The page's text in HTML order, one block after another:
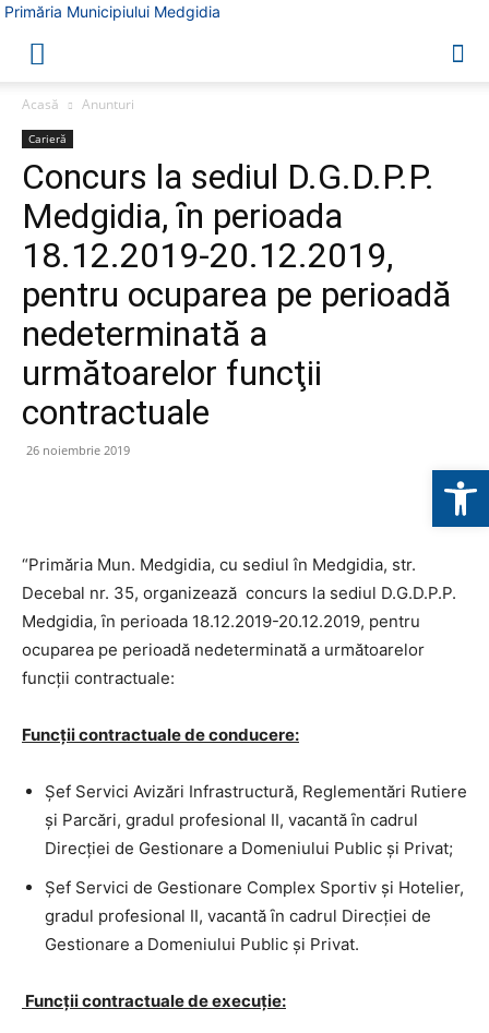
Primăria Municipiului Medgidia
Acasă Anunturi
Carieră
Concurs la sediul D.G.D.P.P.
Medgidia, ȋn perioada
18.12.2019-20.12.2019,
pentru ocuparea pe perioadă
nedeterminată a
următoarelor funcţii
contractuale
26 noiembrie 2019
“Primăria Mun. Medgidia, cu sediul în Medgidia, str.
Decebal nr. 35, organizează concurs la sediul D.G.D.P.P.
Medgidia, ȋn perioada 18.12.2019-20.12.2019, pentru
ocuparea pe perioadă nedeterminată a următoarelor
funcţii contractuale:
Funcţii contractuale de conducere:
Şef Servici Avizări Infrastructură, Reglementări Rutiere
și Parcări, gradul profesional II, vacantă ȋn cadrul
Direcţiei de Gestionare a Domeniului Public și Privat;
Şef Servici de Gestionare Complex Sportiv și Hotelier,
gradul profesional II, vacantă ȋn cadrul Direcţiei de
Gestionare a Domeniului Public și Privat.
Funcţii contractuale de execuţie: